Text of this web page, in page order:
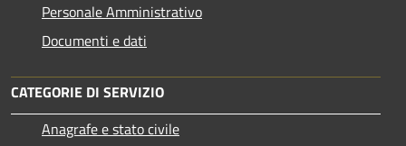
Personale Amministrativo
Documenti e dati
CATEGORIE DI SERVIZIO
Anagrafe e stato civile